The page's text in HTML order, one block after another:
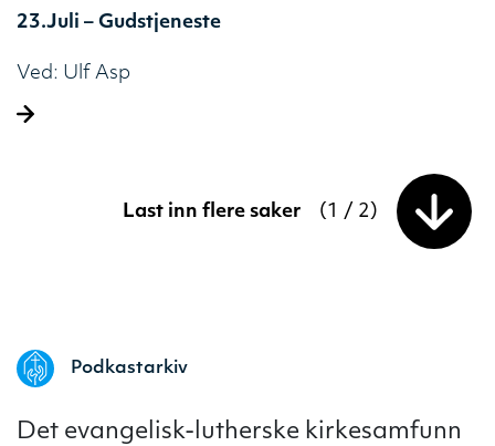
23.Juli – Gudstjeneste
Ved: Ulf Asp
Last inn flere saker (1 / 2 )
Podkastarkiv
Det evangelisk-lutherske kirkesamfunn